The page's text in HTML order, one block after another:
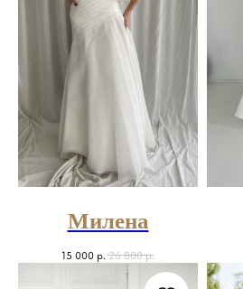
Милена
15 000 р. 26 800 р.